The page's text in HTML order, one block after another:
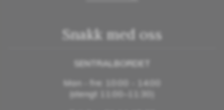
Snakk med oss
SENTRALBORDET
Man - fre: 10:00 - 14:00
(stengt 11:00–11:30)